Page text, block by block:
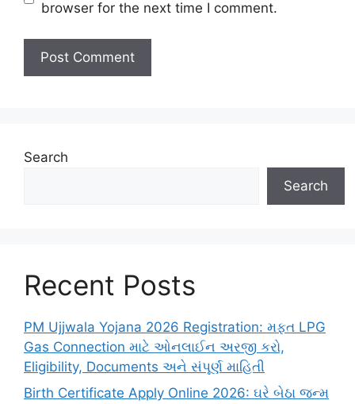
browser for the next time I comment.
Search
Search
Recent Posts
PM Ujjwala Yojana 2026 Registration: મફત LPG
Gas Connection માટે ઓનલાઈન અરજી કરો,
Eligibility, Documents અને સંપૂર્ણ માહિતી
Birth Certificate Apply Online 2026: ઘરે બેઠા જન્મ